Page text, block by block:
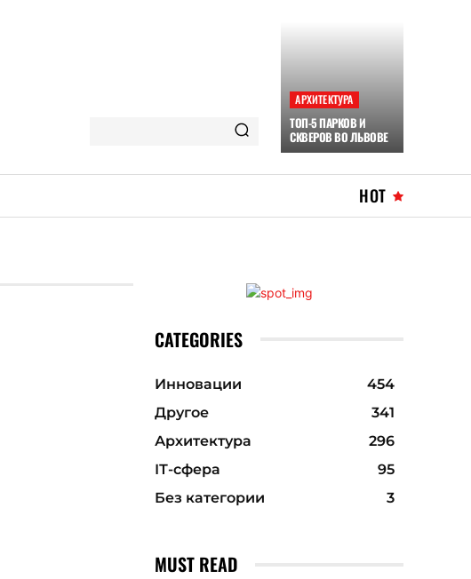
АРХИТЕКТУРА
ТОП-5 ПАРКОВ И
СКВЕРОВ ВО ЛЬВОВЕ
HOT
CATEGORIES
Инновации
454
Другое
341
Архитектура
296
ІТ-сфера
95
Без категории
3
MUST READ